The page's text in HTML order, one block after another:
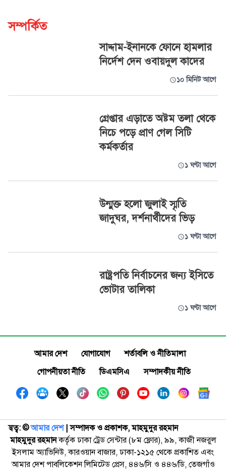
সম্পর্কিত
সাদ্দাম-ইনানকে ফোনে হামলার
নির্দেশ দেন ওবায়দুল কাদের
১০ মিনিট আগে
গ্রেপ্তার এড়াতে অষ্টম তলা থেকে
নিচে পড়ে প্রাণ গেল সিটি
কর্মকর্তার
১ ঘণ্টা আগে
উন্মুক্ত হলো জুলাই স্মৃতি
জাদুঘর, দর্শনার্থীদের ভিড়
১ ঘণ্টা আগে
রাষ্ট্রপতি নির্বাচনের জন্য ইসিতে
ভোটার তালিকা
১ ঘণ্টা আগে
আমার দেশ যোগাযোগ
শর্তাবলি ও নীতিমালা
গোপনীয়তা নীতি
ডিএমসিএ সম্পাদকীয় নীতি
স্বত্ব: ©️আমার দেশ| সম্পাদক ও প্রকাশক, মাহমুদুর রহমান
মাহমুদুর রহমানকর্তৃক ঢাকা ট্রেড সেন্টার (৮ম ফ্লোর), ৯৯, কাজী নজরুল
ইসলাম অ্যাভিনিউ, কারওয়ান বাজার, ঢাকা-১২১৫ থেকে প্রকাশিত এবং
আমার দেশ পাবলিকেশন লিমিটেড প্রেস, ৪৪৬/সি ও ৪৪৬/ডি, তেজগাঁও